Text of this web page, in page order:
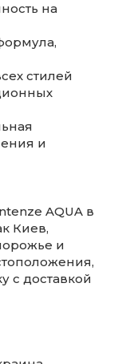
на
стилей
и
AQUA в
Киев,
и
с доставкой